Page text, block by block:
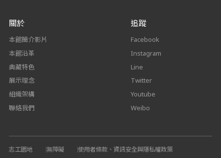
關於
本館簡介影片
本館沿革
典藏特色
展示理念
組織架構
聯絡我們
追蹤
Facebook
Instagram
Line
Twitter
Youtube
Weibo
志工園地 無障礙 使用者條款、資訊安全與隱私權政策